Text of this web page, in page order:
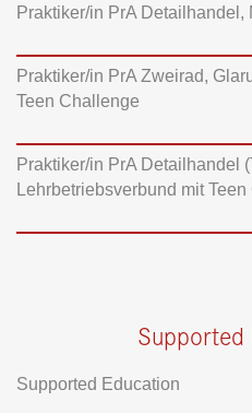
Praktiker/in PrA Detailhandel,
Praktiker/in PrA Zweirad,
Teen Challenge
Praktiker/in PrA Detailhandel
Lehrbetriebsverbund mit
Supported Education